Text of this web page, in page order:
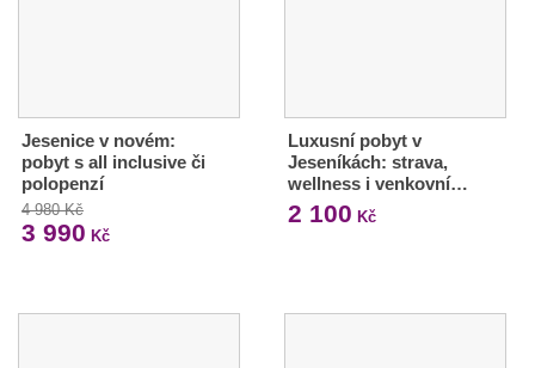
Jesenice v novém:
pobyt s all inclusive či
polopenzí
4 980 Kč
3 990 Kč
Luxusní pobyt v
Jeseníkách: strava,
wellness i venkovní…
2 100 Kč